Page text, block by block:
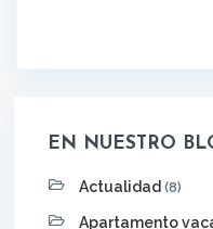
EN NUESTRO
Actualidad (8)
Apartamento